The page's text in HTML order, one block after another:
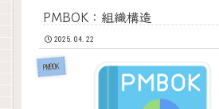
PMBOK：組織構造
2025.04.22
PMBOK